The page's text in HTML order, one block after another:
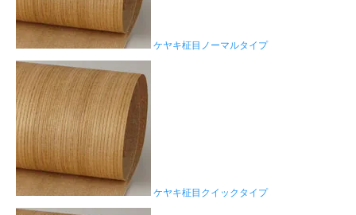
ケヤキ柾目ノーマルタイプ
ケヤキ柾目クイックタイプ